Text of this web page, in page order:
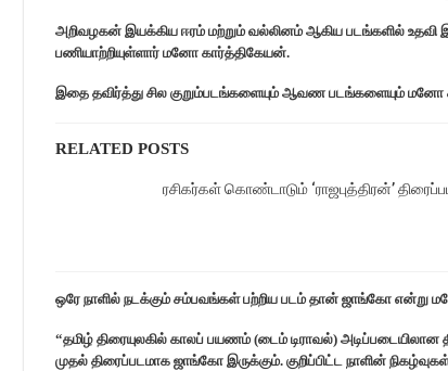
அறிவழகன் இயக்கிய ஈரம் மற்றும் வல்லினம் ஆகிய படங்களில் உதவி
பணியாற்றியுள்ளார் மனோ கார்த்திகேயன்.
இதை தவிர்த்து சில குறும்படங்களையும் ஆவண படங்களையும் மனோ
RELATED POSTS
ரசிகர்கள் கொண்டாடும் ‘ராஜபுத்திரன்’
ஒரே நாளில் நடக்கும் சம்பவங்கள் பற்றிய படம் தான் ஜாங்கோ என்று
“தமிழ் திரையுலகில் காலப் பயணம் (டைம் டிராவல்)
முதல் திரைப்படமாக ஜாங்கோ இருக்கும். குறிப்பிட்ட நாளின்